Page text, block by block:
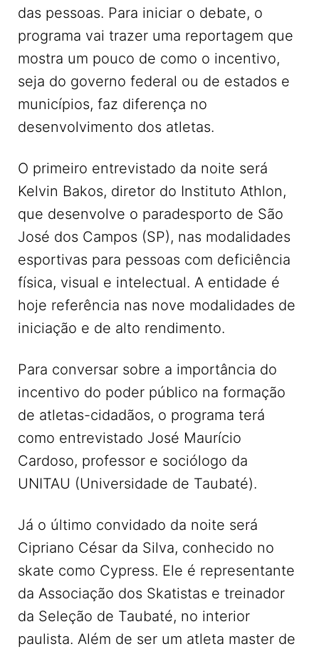
das pessoas. Para iniciar o debate, o
programa vai trazer uma reportagem que
mostra um pouco de como o incentivo,
seja do governo federal ou de estados e
municípios, faz diferença no
desenvolvimento dos atletas.
O primeiro entrevistado da noite será
Kelvin Bakos, diretor do Instituto Athlon,
que desenvolve o paradesporto de São
José dos Campos (SP), nas modalidades
esportivas para pessoas com deficiência
física, visual e intelectual. A entidade é
hoje referência nas nove modalidades de
iniciação e de alto rendimento.
Para conversar sobre a importância do
incentivo do poder público na formação
de atletas-cidadãos, o programa terá
como entrevistado José Maurício
Cardoso, professor e sociólogo da
UNITAU (Universidade de Taubaté).
Já o último convidado da noite será
Cipriano César da Silva, conhecido no
skate como Cypress. Ele é representante
da Associação dos Skatistas e treinador
da Seleção de Taubaté, no interior
paulista. Além de ser um atleta master de